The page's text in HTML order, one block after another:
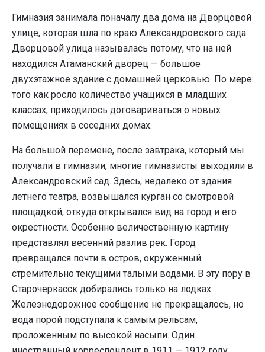
Гимназия занимала поначалу два дома на Дворцовой
улице, которая шла по краю Александровского сада.
Дворцовой улица называлась потому, что на ней
находился Атаманский дворец — большое
двухэтажное здание с домашней церковью. По мере
того как росло количество учащихся в младших
классах, приходилось договариваться о новых
помещениях в соседних домах.
На большой перемене, после завтрака, который мы
получали в гимназии, многие гимназисты выходили в
Александровский сад. Здесь, недалеко от здания
летнего театра, возвышался курган со смотровой
площадкой, откуда открывался вид на город и его
окрестности. Особенно величественную картину
представлял весенний разлив рек. Город
превращался почти в остров, окруженный
стремительно текущими талыми водами. В эту пору в
Старочеркасск добирались только на лодках.
Железнодорожное сообщение не прекращалось, но
вода порой подступала к самым рельсам,
проложенным по высокой насыпи. Один